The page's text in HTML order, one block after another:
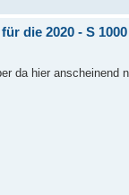
die 2020 - S 1000
da hier